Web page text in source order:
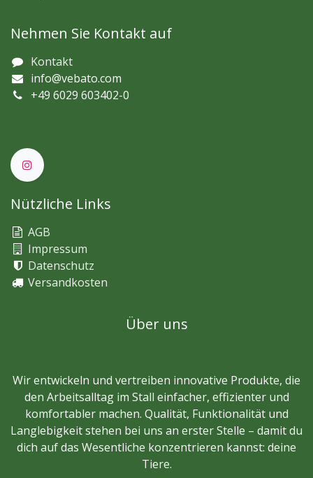
Nehmen Sie Kontakt auf
Kontakt
info@vebato.com
+49 6029 603402-0
Nützliche Links
AGB
Impressum
Datenschutz
Versandkosten
Über uns
Wir entwickeln und vertreiben innovative Produkte, die
den Arbeitsalltag im Stall einfacher, effizienter und
komfortabler machen. Qualität, Funktionalität und
Langlebigkeit stehen bei uns an erster Stelle – damit du
dich auf das Wesentliche konzentrieren kannst: deine
Tiere.